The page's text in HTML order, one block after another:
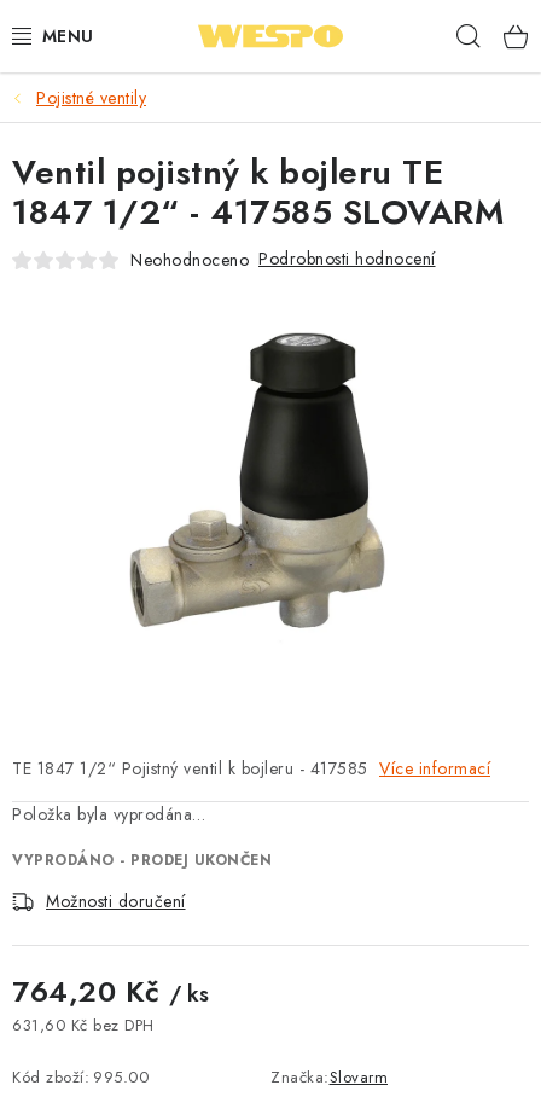
na
ARMATURY PRO TOPENÍ A VODU
TOPENÍ A OHŘEV VODY
TVAROVKY A TRUBKY
🎁 ODMĚNY ZA BODY
OBCHODNÍ PODMÍNKY
🚚 STAV OBJEDNÁVKY
Pojistné ventily
TE 1847 1/2“ Pojistný ventil k bojleru - 417585 Více informací
Položka byla vyprodána…
VYPRODÁNO - PRODEJ UKONČEN
Možnosti doručení
764,20 Kč / ks
631,60 Kč bez DPH
Kód zboží: 995.00 Značka:Slovarm
Ventil pojistný k bojleru TE
1847 1/2“ - 417585 SLOVARM
Neohodnoceno Podrobnosti hodnocení